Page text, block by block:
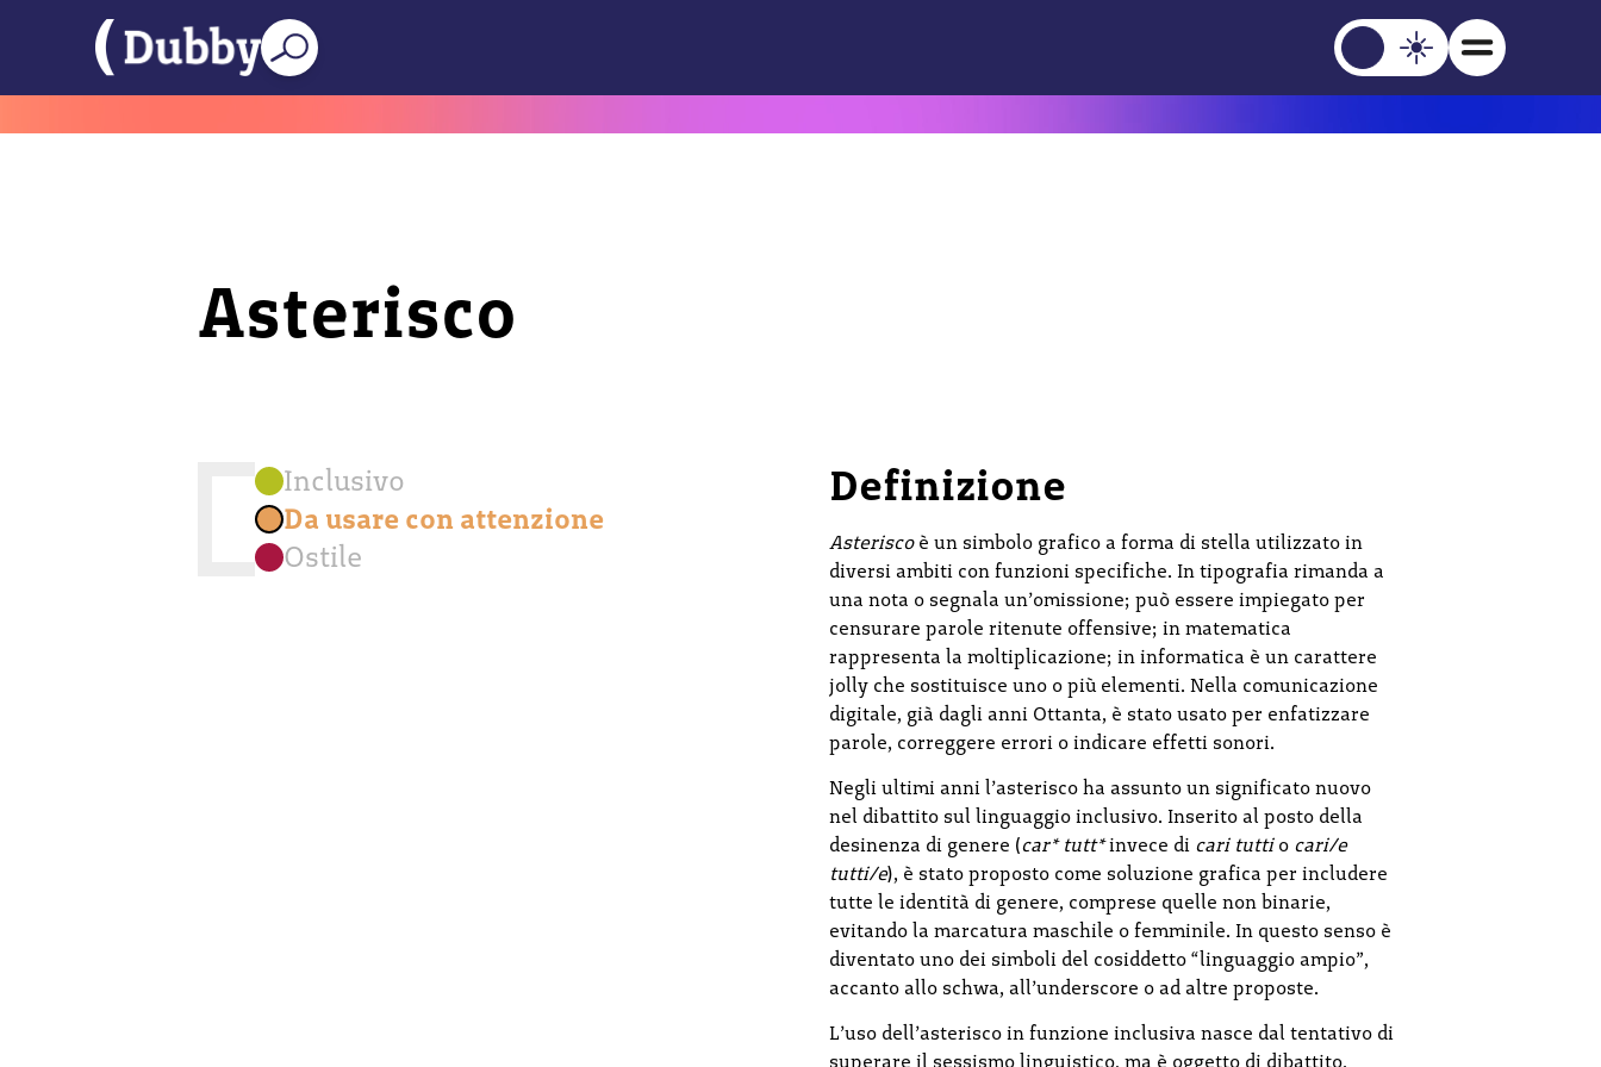
Asterisco
Inclusivo
Da usare con attenzione
Ostile
Definizione
Asteriscoè un simbolo grafico a forma di stella utilizzato in
diversi ambiti con funzioni specifiche. In tipografia rimanda a
una nota o segnala un’omissione; può essere impiegato per
censurare parole ritenute offensive; in matematica
rappresenta la moltiplicazione; in informatica è un carattere
jolly che sostituisce uno o più elementi. Nella comunicazione
digitale, già dagli anni Ottanta, è stato usato per enfatizzare
parole, correggere errori o indicare effetti sonori.
Negli ultimi anni l’asterisco ha assunto un significato nuovo
nel dibattito sul linguaggio inclusivo. Inserito al posto della
desinenza di genere (car* tutt*invece di cari tutti o cari/e
tutti/e), è stato proposto come soluzione grafica per includere
tutte le identità di genere, comprese quelle non binarie,
evitando la marcatura maschile o femminile. In questo senso è
diventato uno dei simboli del cosiddetto “linguaggio ampio”,
accanto allo schwa, all’underscore o ad altre proposte.
L’uso dell’asterisco in funzione inclusiva nasce dal tentativo di
superare il sessismo linguistico, ma è oggetto di dibattito.